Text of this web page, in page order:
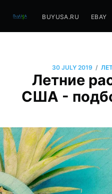
BUYUSA.RU EBAY
30 JULY 2019 /
Летние
США -